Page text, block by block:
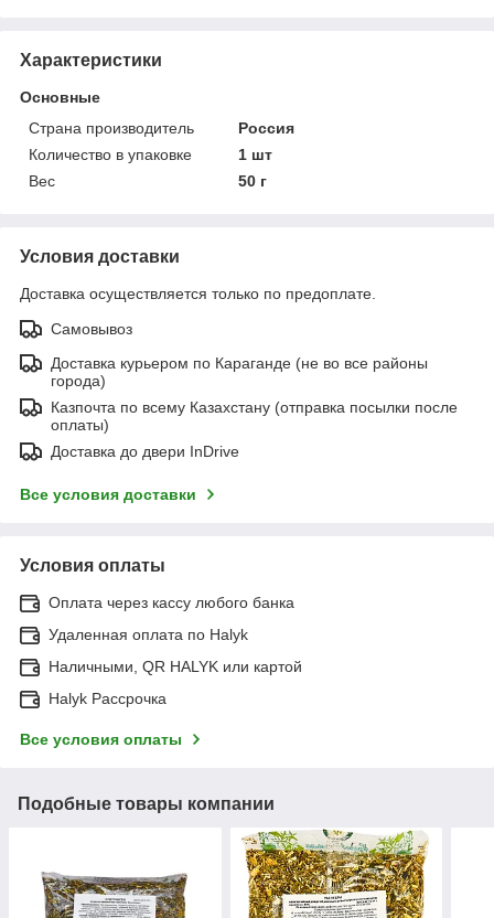
Характеристики
Основные
Страна производитель
Россия
Количество в упаковке
1 шт
Вес
50 г
Условия доставки
Доставка осуществляется только по предоплате.
Самовывоз
Доставка курьером по Караганде (не во все районы
города)
Казпочта по всему Казахстану (отправка посылки после
оплаты)
Доставка до двери InDrive
Все условия доставки
Условия оплаты
Оплата через кассу любого банка
Удаленная оплата по Halyk
Наличными, QR HALYK или картой
Halyk Рассрочка
Все условия оплаты
Подобные товары компании